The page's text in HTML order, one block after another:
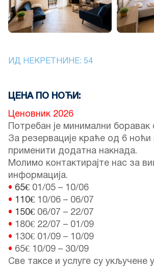
ИД НЕКРЕТНИНЕ: 54
ЦЕНА ПО НОЋИ:
Ценовник 2026
Потребан је минимални
За резервације краће од 6
применити додатна накнада.
Молимо контактирајте нас за
информација.
• 65€ 01/05 – 10/06
• 110€ 10/06 – 06/07
• 150€ 06/07 – 22/07
• 180€ 22/07 – 01/09
• 130€ 01/09 – 10/09
• 65€ 10/09 – 30/09
Све таксе и услуге су укључене